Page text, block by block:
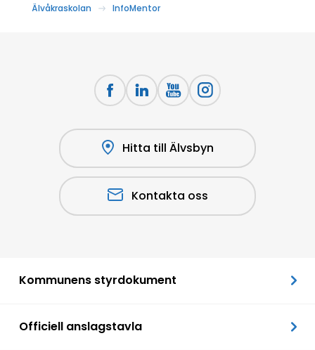
Älvåkraskolan
InfoMentor
Hitta till Älvsbyn
Kontakta oss
Kommunens styrdokument
Officiell anslagstavla